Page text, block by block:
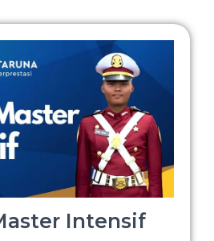
Intensif